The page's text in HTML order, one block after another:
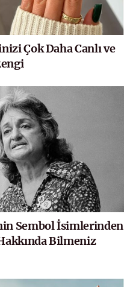
Çok Daha Canlı ve
Sembol İsimlerinden
Bilmeniz